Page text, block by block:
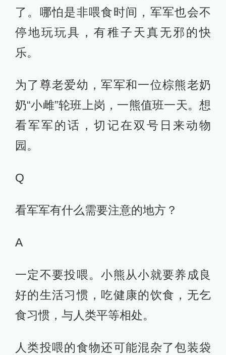
了。哪怕是非喂食时间，军军也会不
停地玩玩具，有稚子天真无邪的快
乐。
为了尊老爱幼，军军和一位棕熊老奶
奶“小雌”轮班上岗，一熊值班一天。想
看军军的话，切记在双号日来动物
园。
Q
看军军有什么需要注意的地方？
A
一定不要投喂。小熊从小就要养成良
好的生活习惯，吃健康的饮食，无乞
食习惯，与人类平等相处。
人类投喂的食物还可能混杂了包装袋